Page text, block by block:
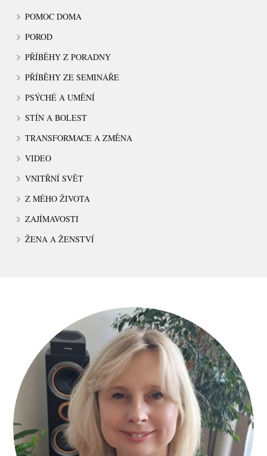
POMOC DOMA
POROD
PŘÍBĚHY Z PORADNY
PŘÍBĚHY ZE SEMINÁŘE
PSÝCHÉ A UMĚNÍ
STÍN A BOLEST
TRANSFORMACE A ZMĚNA
VIDEO
VNITŘNÍ SVĚT
Z MÉHO ŽIVOTA
ZAJÍMAVOSTI
ŽENA A ŽENSTVÍ